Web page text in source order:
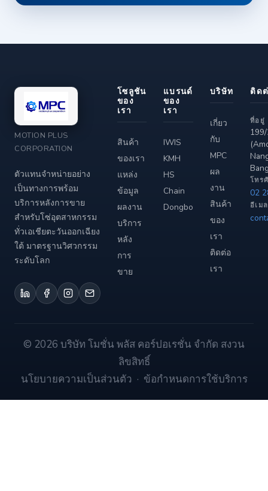
MOTION PLUS
CORPORATION
ตัวแทนจำหน่ายอย่าง
เป็นทางการพร้อม
บริการหลังการขาย
สำหรับโซ่อุตสาหกรรม
ทั่วเอเชียตะวันออกเฉียง
ใต้ มาตรฐานวิศวกรรม
ระดับโลก
โซลูชัน
ของ
เรา
สินค้า
ของเรา
แหล่ง
ข้อมูล
ผลงาน
บริการ
หลัง
การ
ขาย
แบรนด์
ของ
เรา
IWIS
KMH
HS
Chain
Dongbo
บริษัท
เกี่ยว
กับ
MPC
ผล
งาน
สินค้า
ของ
เรา
ติดต่อ
เรา
ติด
ที่อยู่
โทร
02
อีเมล
© 2026 บริษัท โมชั่น พลัส คอร์ปอเรชั่น จำกัด สงวน
ลิขสิทธิ์
นโยบายความเป็นส่วนตัว · ข้อกำหนดการใช้บริการ